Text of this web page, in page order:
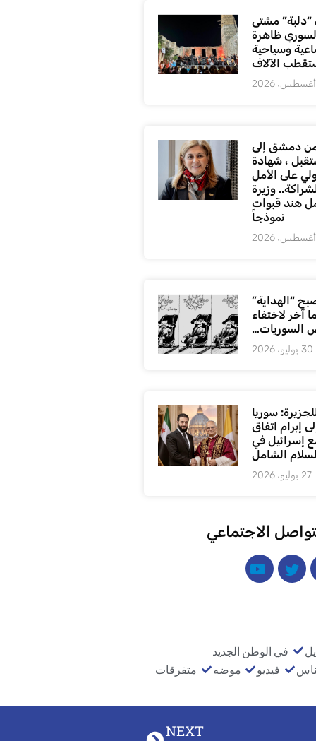
“دلبة” مشتى
ظاهرة
وسياحية
الآلاف
دمشق إلى
، شهادة
على الأمل
وزيرة
هند قبوات
نموذجاً
“الهداية”
آخر لاختفاء
السوريات…
30 يوليو، 2026
سوريا
إبرام اتفاق
إسرائيل في
الشامل
27 يوليو، 2026
الاجتماعي
في الوطن الجديد
فيديو موضه متفرقات
NEXT